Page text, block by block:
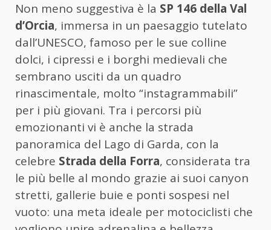
Non meno suggestiva è la SP 146 della Val
d’Orcia, immersa in un paesaggio tutelato
dall’UNESCO, famoso per le sue colline
dolci, i cipressi e i borghi medievali che
sembrano usciti da un quadro
rinascimentale, molto “instagrammabili”
per i più giovani. Tra i percorsi più
emozionanti vi è anche la strada
panoramica del Lago di Garda, con la
celebre Strada della Forra, considerata tra
le più belle al mondo grazie ai suoi canyon
stretti, gallerie buie e ponti sospesi nel
vuoto: una meta ideale per motociclisti che